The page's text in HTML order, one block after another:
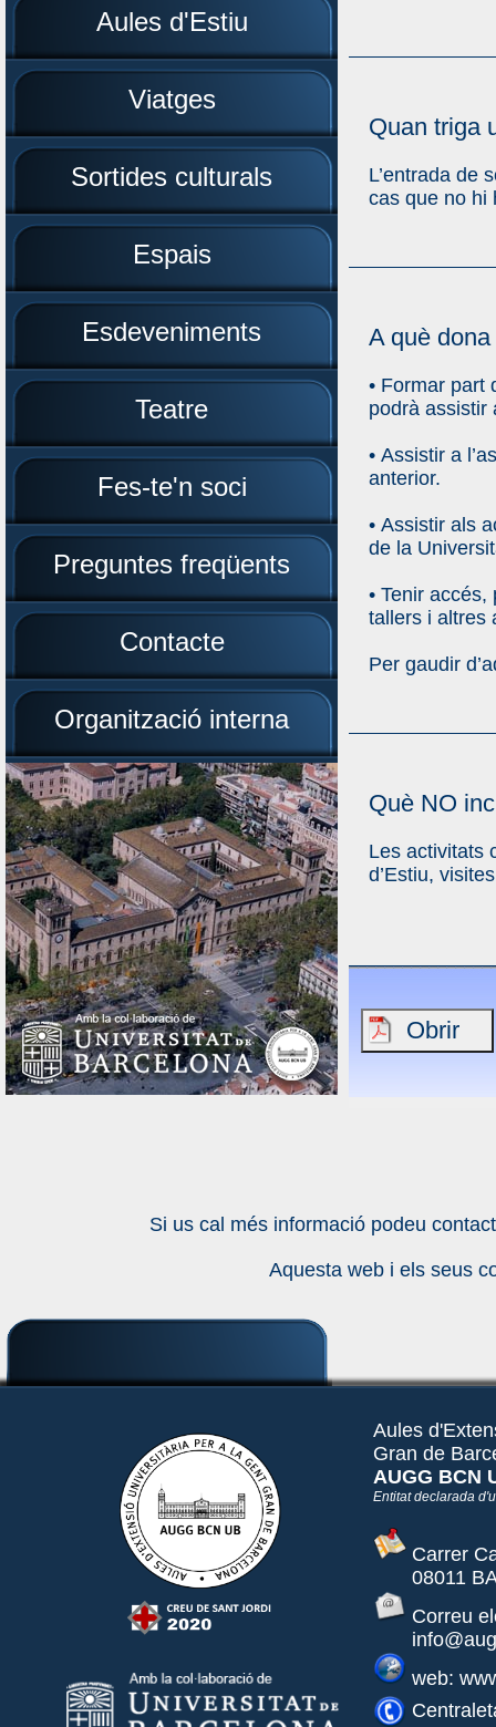
Aules d'Estiu
Viatges
Sortides culturals
Espais
Esdeveniments
Teatre
Fes-te'n soci
Preguntes freqüents
Contacte
Organització interna
Quan triga
L’entrada de
cas que no hi
A què
• Formar part
podrà assistir
• Assistir a
anterior.
• Assistir als
de la
• Tenir
tallers i altres
Per gaudir
Què NO
Les activitats
d’Estiu,
Si us cal més informació podeu
Aquesta web i els seus
Aules
Gran de
AUGG BCN
Entitat declarada
Carrer
08011
Correu
web: